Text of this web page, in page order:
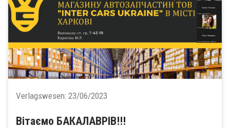
Verlagswesen: 23/06/2023
Вітаємо БАКАЛАВРІВ!!!